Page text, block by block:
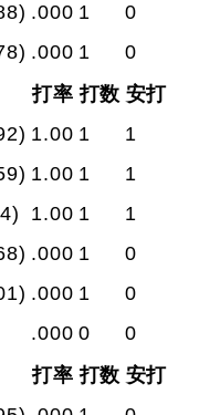
.000 1
0
.000 1
0
打率 打数 安打
1.00 1
1
1.00 1
1
1.00 1
1
.000 1
0
.000 1
0
.000 0
0
打率 打数 安打